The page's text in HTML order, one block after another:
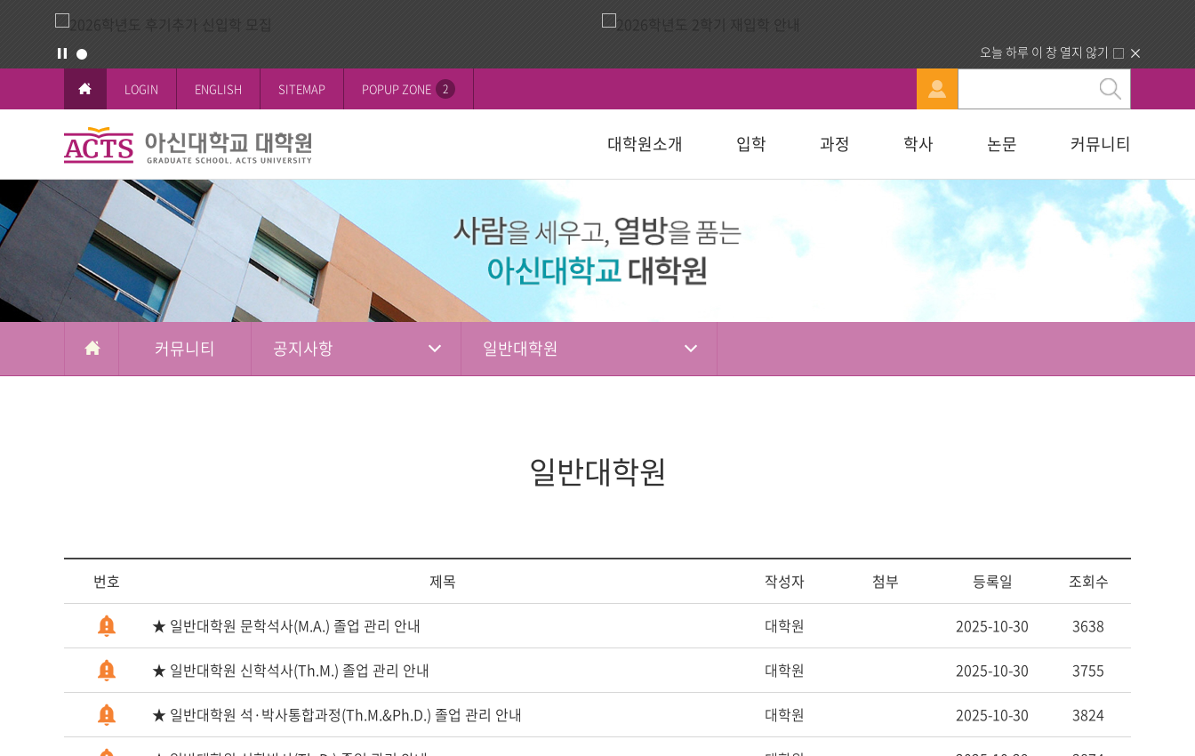
오늘 하루 이 창 열지 않기
LOGIN ENGLISH SITEMAP POPUP ZONE 2
대학원소개
교육이념과 비전
교육대학원
복지대학원
행정부서 안내
찾아오시는길
입학
공지사항 모집요강
일반대학원
신학대학원
선교대학원
교육대학원
상담대학원
다문화교육복지대학원
묻고답하기
합격자조회/고지서출력
입학원서접수
과정
일반대학원
철학박사(Ph.D.)
신학박사(Th.D.)
석박사통합과정
석사과정
신학대학원
성경강해학(Th.M.)
목회학석사
문학석사
교육대학원
교육학석사
다문화교육복지대학원
학사
학사일정 학칙 및 규정 휴·복학 안내
시험 및 성적안내 장학안내
논문
논문작성안내 논문심사일정 연구윤리자료실
커뮤니티
공지사항
전체공지
일반대학원
신학대학원
선교대학원
교육대학원
상담대학원
묻고답하기 청빙게시판
뮤
니
티
커뮤니티 공지사항 일반대학원
일반대학원
번호 제목 작성자 첨부 등록일 조회수
★ 일반대학원 문학석사(M.A.) 졸업 관리 안내 대학원 2025-10-30 3638
★ 일반대학원 신학석사(Th.M.) 졸업 관리 안내 대학원 2025-10-30 3755
★ 일반대학원 석·박사통합과정(Th.M.&Ph.D.) 졸업 관리 안내 대학원 2025-10-30 3824